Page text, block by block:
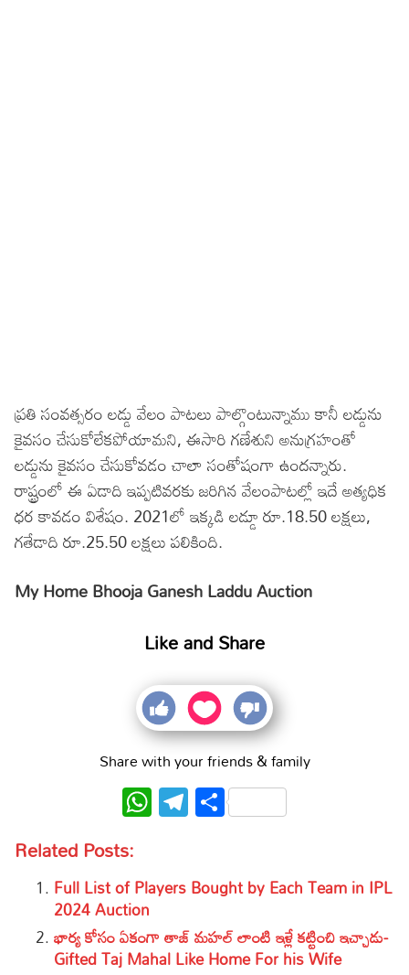
ప్రతి సంవత్సరం లడ్డు వేలం పాటలు పాల్గొంటున్నాము కానీ లడ్డును
కైవసం చేసుకోలేకపోయామని, ఈసారి గణేశుని అనుగ్రహంతో
లడ్డును కైవసం చేసుకోవడం చాలా సంతోషంగా ఉందన్నారు.
రాష్ట్రంలో ఈ ఏడాది ఇప్పటివరకు జరిగిన వేలంపాటల్లో ఇదే అత్యధిక
ధర కావడం విశేషం. 2021లో ఇక్కడి లడ్డూ రూ.18.50 లక్షలు,
గతేడాది రూ.25.50 లక్షలు పలికింది.
My Home Bhooja Ganesh Laddu Auction
Like and Share
Share with your friends & family
WhatsApp
Telegram
Share
Related Posts:
Full List of Players Bought by Each Team in IPL
2024 Auction
భార్య కోసం ఏకంగా తాజ్ మహల్ లాంటి ఇళ్లే కట్టించి ఇచ్చాడు-
Gifted Taj Mahal Like Home For his Wife